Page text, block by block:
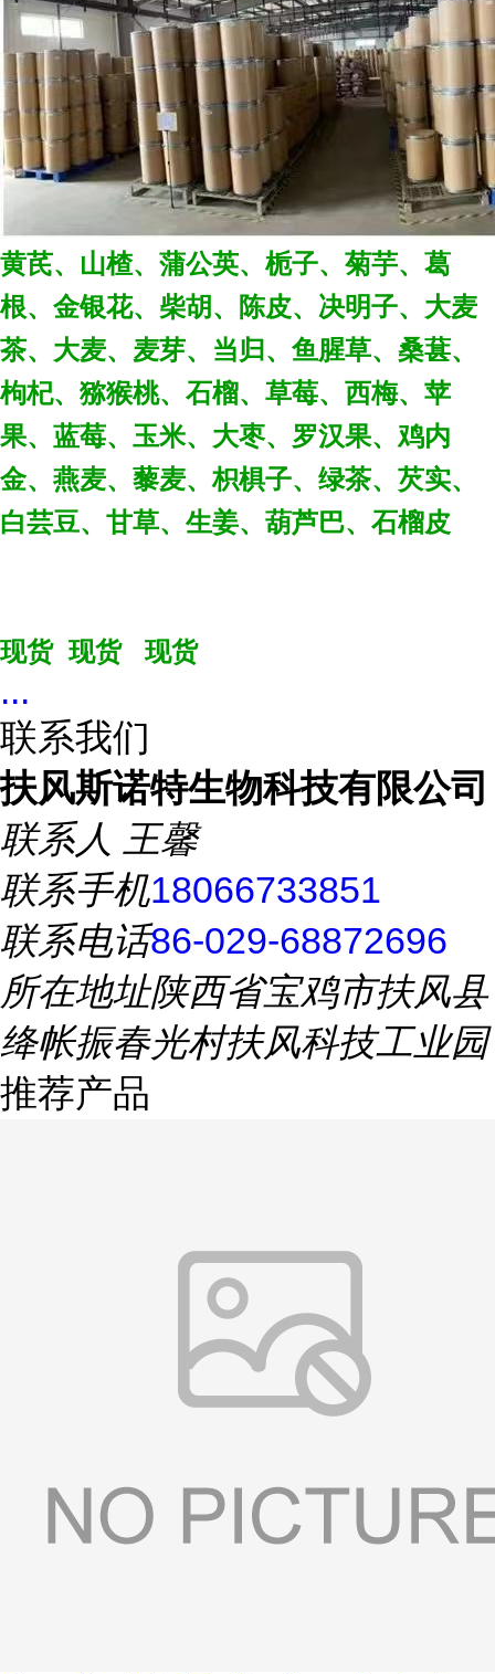
黄芪、山楂、蒲公英、栀子、菊芋、葛
根、金银花、柴胡、陈皮、决明子、大麦
茶、大麦、麦芽、当归、鱼腥草、桑葚、
枸杞、猕猴桃、石榴、草莓、西梅、苹
果、蓝莓、玉米、大枣、罗汉果、鸡内
金、燕麦、藜麦、枳椇子、绿茶、芡实、
白芸豆、甘草、生姜、葫芦巴、石榴皮
现货 现货 现货
...
联系我们
扶风斯诺特生物科技有限公司
联系人 王馨
联系手机18066733851
联系电话86-029-68872696
所在地址陕西省宝鸡市扶风县
绛帐振春光村扶风科技工业园
推荐产品